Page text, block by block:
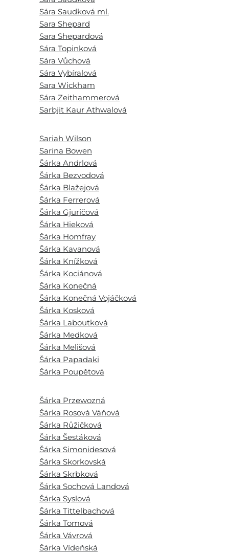
Sára Saudková ml.
Sara Shepard
Sara Shepardová
Sára Topinková
Sára Vůchová
Sára Vybíralová
Sara Wickham
Sára Zeithammerová
Sarbjit Kaur Athwalová
Sariah Wilson
Sarina Bowen
Šárka Andrlová
Šárka Bezvodová
Šárka Blažejová
Šárka Ferrerová
Šárka Gjuričová
Šárka Hieková
Šárka Homfray
Šárka Kavanová
Šárka Knížková
Šárka Kociánová
Šárka Konečná
Šárka Konečná Vojáčková
Šárka Kosková
Šárka Laboutková
Šárka Medková
Šárka Melišová
Šárka Papadaki
Šárka Poupětová
Šárka Przewozná
Šárka Rosová Váňová
Šárka Růžičková
Šárka Šestáková
Šárka Simonidesová
Šárka Skorkovská
Šárka Skrbková
Šárka Sochová Landová
Šárka Syslová
Šárka Tittelbachová
Šárka Tomová
Šárka Vávrová
Šárka Vídeňská